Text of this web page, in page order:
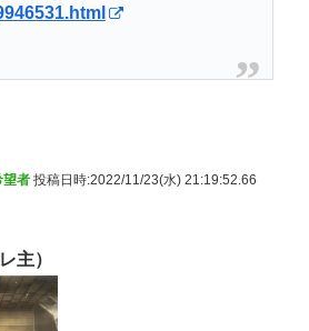
望者 投稿日時:2022/11/23(水) 21:19:52.66
主）